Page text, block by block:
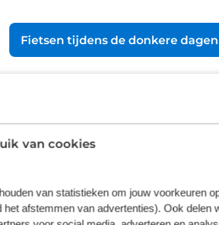
van cookies
van statistieken om jouw voorkeuren
het afstemmen van advertenties). Ook delen
Fietsen tijdens de donkere dagen
en België. Je fietst van
voor wie graag de kaart laat